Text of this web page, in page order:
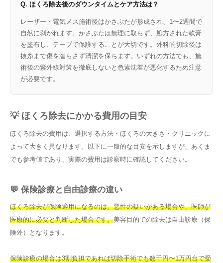
Q. ほくろ除去後のダウンタイムとケア方法は？
レーザー・電気メス施術後はかさぶたが形成され、1〜2週間で
自然に剥がれます。かさぶたは無理に取らず、処方された軟膏
を塗布し、テープで保護することが大切です。外科的切除後は
抜糸まで傷を濡らさず清潔を保ちます。いずれの方法でも、施
術後の紫外線対策を徹底しないと色素沈着が悪化するため注意
が必要です。
💡 ほくろ除去にかかる費用の目安
ほくろ除去の費用は、選択する方法・ほくろの大きさ・クリニックに
よって大きく異なります。以下に一般的な目安を示しますが、あくま
でも参考値であり、実際の費用は診察時に確認してください。
💬 保険診療と自由診療の違い
ほくろ除去が保険適用になるのは、悪性の疑いがある場合や、医師が
医療的に必要と判断した場合です。美容目的での除去は自由診療（保
険外）となります。
保険診療の場合は3割負担であれば切除手術でも数千円〜1万円台で受